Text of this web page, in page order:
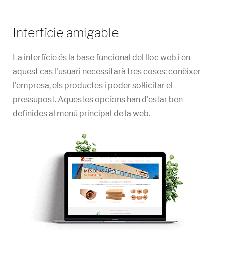
Interfície amigable
La interfície és la base funcional del lloc web i en
aquest cas l'usuari necessitarà tres coses: conèixer
l'empresa, els productes i poder sol·licitar el
pressupost. Aquestes opcions han d'estar ben
definides al menú principal de la web.